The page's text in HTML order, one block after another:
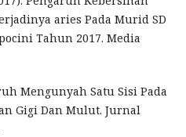
aries Pada Murid SD
Tahun 2017. Media
Mengunyah Satu Sisi Pada
Gigi Dan Mulut. Jurnal